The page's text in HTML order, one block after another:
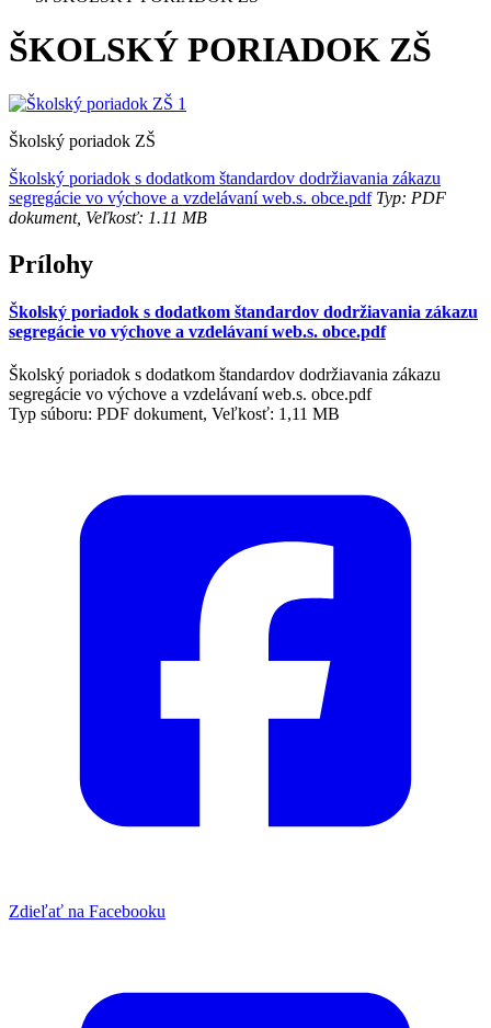
ŠKOLSKÝ PORIADOK ZŠ
Školský poriadok ZŠ
Školský poriadok s dodatkom štandardov dodržiavania zákazu
segregácie vo výchove a vzdelávaní web.s. obce.pdfTyp: PDF
dokument, Veľkosť: 1.11 MB
Prílohy
Školský poriadok s dodatkom štandardov dodržiavania zákazu
segregácie vo výchove a vzdelávaní web.s. obce.pdf
Školský poriadok s dodatkom štandardov dodržiavania zákazu
segregácie vo výchove a vzdelávaní web.s. obce.pdf
Typ súboru: PDF dokument, Veľkosť: 1,11 MB
Zdieľať na Facebooku